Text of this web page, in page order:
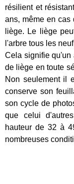
résilient et
ans, même en cas
liège. Le liège
l'arbre tous les
Cela signifie qu'un
de liège en toute
Non seulement il
conserve son
son cycle de
que celui
hauteur de 32 à
nombreuses